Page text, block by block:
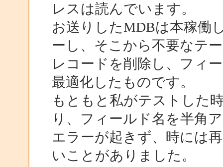
レスは読んでいます。
お送りしたMDBは本稼働
ーし、そこから不要なテ
レコードを削除し、フィ
最適化したものです。
もともと私がテストした
り、フィールド名を半角
エラーが起きず、時には
いことがありました。